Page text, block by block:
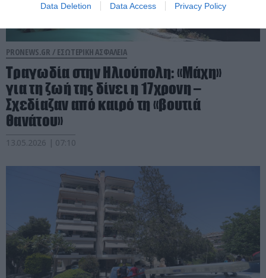
Data Deletion Data Access Privacy Policy
PRONEWS.GR / ΕΣΩΤΕΡΙΚΗ ΑΣΦΑΛΕΙΑ
Τραγωδία στην Ηλιούπολη: «Μάχη»
για τη ζωή της δίνει η 17χρονη –
Σχεδίαζαν από καιρό τη «βουτιά
θανάτου»
13.05.2026 | 07:10